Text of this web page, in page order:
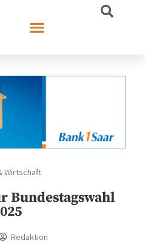
Wirtschaft
Bundestagswahl
Redaktion